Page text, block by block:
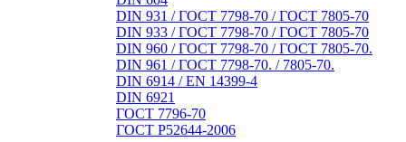
DIN 931 / ГОСТ 7798-70 / ГОСТ 7805-70
DIN 933 / ГОСТ 7798-70 / ГОСТ 7805-70
DIN 960 / ГОСТ 7798-70 / ГОСТ 7805-70.
DIN 961 / ГОСТ 7798-70. / 7805-70.
DIN 6914 / EN 14399-4
DIN 6921
ГОСТ 7796-70
ГОСТ Р52644-2006